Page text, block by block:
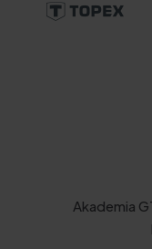
Akademia